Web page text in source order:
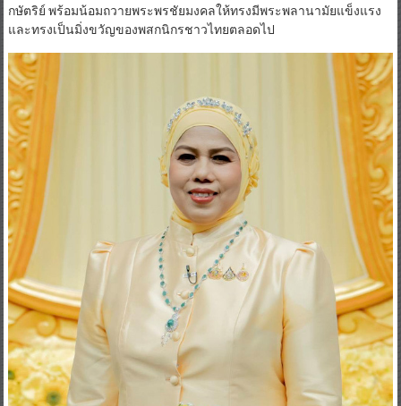
กษัตริย์ พร้อมน้อมถวายพระพรชัยมงคลให้ทรงมีพระพลานามัยแข็งแรง
และทรงเป็นมิ่งขวัญของพสกนิกรชาวไทยตลอดไป